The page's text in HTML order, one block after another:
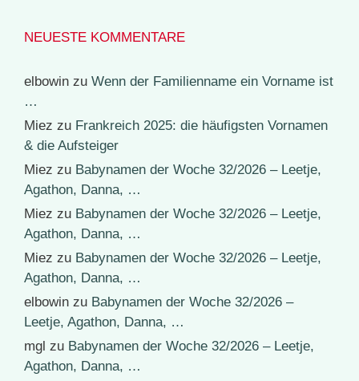
NEUESTE KOMMENTARE
elbowin zu Wenn der Familienname ein Vorname ist
…
Miez zu Frankreich 2025: die häufigsten Vornamen
& die Aufsteiger
Miez zu Babynamen der Woche 32/2026 – Leetje,
Agathon, Danna, …
Miez zu Babynamen der Woche 32/2026 – Leetje,
Agathon, Danna, …
Miez zu Babynamen der Woche 32/2026 – Leetje,
Agathon, Danna, …
elbowin zu Babynamen der Woche 32/2026 –
Leetje, Agathon, Danna, …
mgl zu Babynamen der Woche 32/2026 – Leetje,
Agathon, Danna, …